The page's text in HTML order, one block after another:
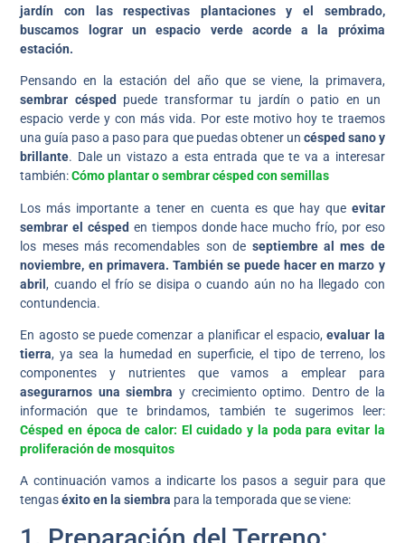
jardín con las respectivas plantaciones y el sembrado,
buscamos lograr un espacio verde acorde a la próxima
estación.
Pensando en la estación del año que se viene, la primavera,
sembrar césped puede transformar tu jardín o patio en un
espacio verde y con más vida. Por este motivo hoy te traemos
una guía paso a paso para que puedas obtener un césped sano y
brillante. Dale un vistazo a esta entrada que te va a interesar
también:Cómo plantar o sembrar césped con semillas
Los más importante a tener en cuenta es que hay que evitar
sembrar el césped en tiempos donde hace mucho frío, por eso
los meses más recomendables son de septiembre al mes de
noviembre, en primavera. También se puede hacer en marzo y
abril, cuando el frío se disipa o cuando aún no ha llegado con
contundencia.
En agosto se puede comenzar a planificar el espacio,evaluar la
tierra, ya sea la humedad en superficie, el tipo de terreno, los
componentes y nutrientes que vamos a emplear para
asegurarnos una siembra y crecimiento optimo. Dentro de la
información que te brindamos, también te sugerimos leer:
Césped en época de calor: El cuidado y la poda para evitar la
proliferación de mosquitos
A continuación vamos a indicarte los pasos a seguir para que
tengaséxito en la siembra para la temporada que se viene: